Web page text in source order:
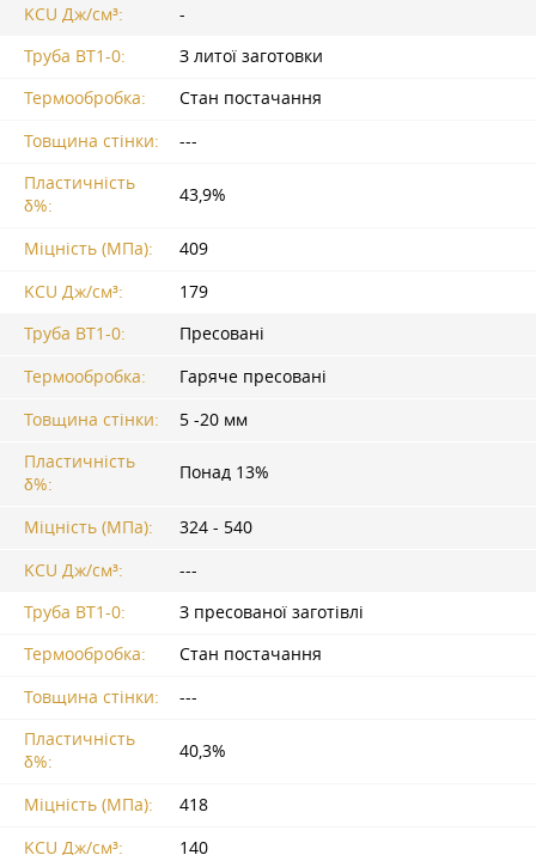
KCU Дж/см³:
-
Труба ВТ1-0:
З литої заготовки
Термообробка:
Стан постачання
Товщина стінки:
---
Пластичність
δ%:
43,9%
Міцність (МПа):
409
KCU Дж/см³:
179
Труба ВТ1-0:
Пресовані
Термообробка:
Гаряче пресовані
Товщина стінки:
5 -20 мм
Пластичність
δ%:
Понад 13%
Міцність (МПа):
324 - 540
KCU Дж/см³:
---
Труба ВТ1-0:
З пресованої заготівлі
Термообробка:
Стан постачання
Товщина стінки:
---
Пластичність
δ%:
40,3%
Міцність (МПа):
418
KCU Дж/см³:
140